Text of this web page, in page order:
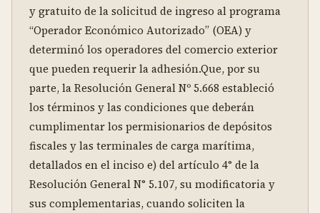
y gratuito de la solicitud de ingreso al programa
“Operador Económico Autorizado” (OEA) y
determinó los operadores del comercio exterior
que pueden requerir la adhesión.Que, por su
parte, la Resolución General Nº 5.668 estableció
los términos y las condiciones que deberán
cumplimentar los permisionarios de depósitos
fiscales y las terminales de carga marítima,
detallados en el inciso e) del artículo 4° de la
Resolución General N° 5.107, su modificatoria y
sus complementarias, cuando soliciten la